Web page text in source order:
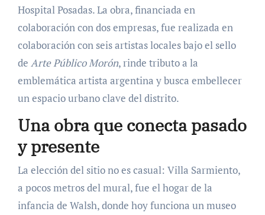
Hospital Posadas. La obra, financiada en
colaboración con dos empresas, fue realizada en
colaboración con seis artistas locales bajo el sello
de Arte Público Morón, rinde tributo a la
emblemática artista argentina y busca embellecer
un espacio urbano clave del distrito.
Una obra que conecta pasado
y presente
La elección del sitio no es casual: Villa Sarmiento,
a pocos metros del mural, fue el hogar de la
infancia de Walsh, donde hoy funciona un museo